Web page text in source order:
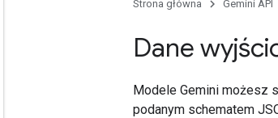
Strona główna Gemini API
Dane
Modele Gemini możesz
podanym schematem